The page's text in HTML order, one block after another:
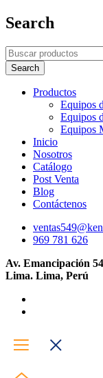
Search
Productos
Equipos
Equipos
Equipos
Inicio
Nosotros
Catálogo
Post Venta
Blog
Contáctenos
969 781 626
Av. Emancipación
Lima. Lima, Perú